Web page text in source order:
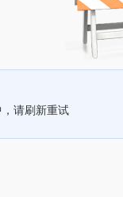
请刷新重试